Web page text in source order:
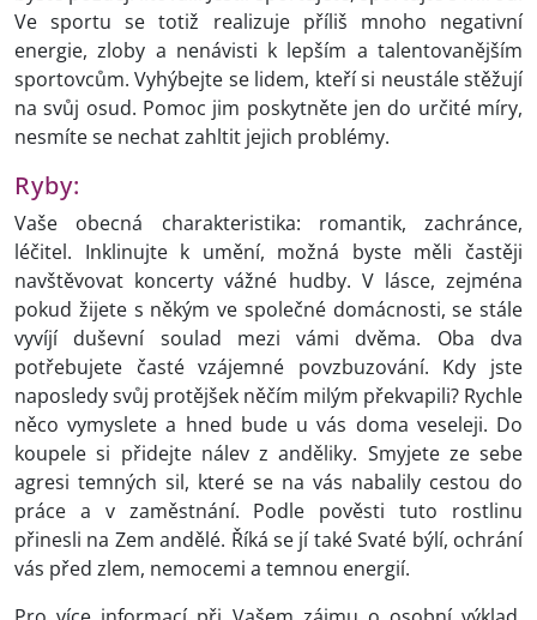
Ve sportu se totiž realizuje příliš mnoho negativní
energie, zloby a nenávisti k lepším a talentovanějším
sportovcům. Vyhýbejte se lidem, kteří si neustále stěžují
na svůj osud. Pomoc jim poskytněte jen do určité míry,
nesmíte se nechat zahltit jejich problémy.
Ryby:
Vaše obecná charakteristika: romantik, zachránce,
léčitel. Inklinujte k umění, možná byste měli častěji
navštěvovat koncerty vážné hudby. V lásce, zejména
pokud žijete s někým ve společné domácnosti, se stále
vyvíjí duševní soulad mezi vámi dvěma. Oba dva
potřebujete časté vzájemné povzbuzování. Kdy jste
naposledy svůj protějšek něčím milým překvapili? Rychle
něco vymyslete a hned bude u vás doma veseleji. Do
koupele si přidejte nálev z anděliky. Smyjete ze sebe
agresi temných sil, které se na vás nabalily cestou do
práce a v zaměstnání. Podle pověsti tuto rostlinu
přinesli na Zem andělé. Říká se jí také Svaté býlí, ochrání
vás před zlem, nemocemi a temnou energií.